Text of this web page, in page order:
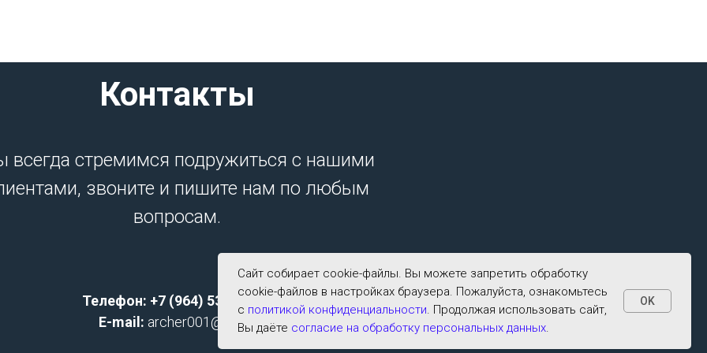
Контакты
всегда стремимся подружиться с нашими
звоните и пишите нам по любым
вопросам.
Телефон: +7 (964) 533-2591;
E-mail: archer001@list.ru
Сайт собирает cookie-файлы. Вы можете запретить обработку
cookie-файлов в настройках браузера. Пожалуйста, ознакомьтесь
с политикой конфиденциальности. Продолжая использовать сайт,
Вы даёте согласие на обработку персональных данных.
OK